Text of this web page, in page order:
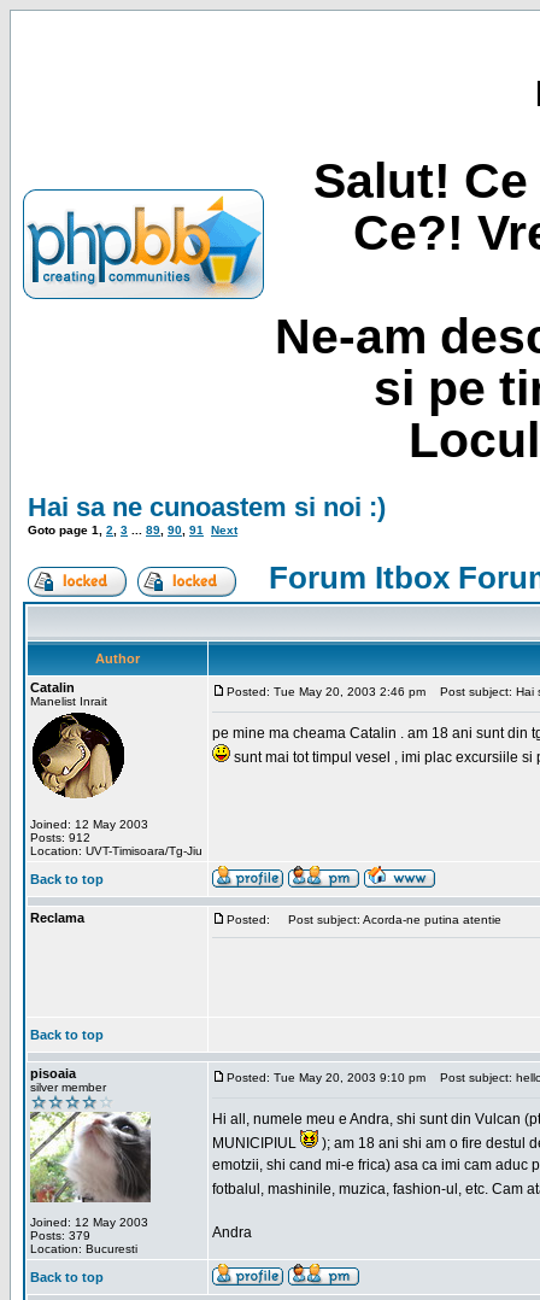
Salut!
Ce?!
Ne-am
si pe
Hai sa ne cunoastem si noi :)
Goto page 1 2 3 89 90 91 Next
Forum Itbox
Author
Catalin
Manelist Inrait
Joined: 12 May 2003
Posts: 912
Location: UVT-Timisoara/Tg-Jiu
Posted: Tue May 20, 2003 2:46 pm Post subject: Hai
pe mine ma cheama Catalin . am 18 ani sunt din
sunt mai tot timpul vesel , imi plac excursiile
Back to top
Reclama Posted: Post subject: Acorda-ne putina atentie
Back to top
pisoaia
silver member
Joined: 12 May 2003
Posts: 379
Location: Bucuresti
Posted: Tue May 20, 2003 9:10 pm Post subject:
Hi all, numele meu e Andra, shi sunt din Vulcan
MUNICIPIUL
); am 18 ani shi am o fire destul
emotzii, shi cand mi-e frica) asa ca imi cam
fotbalul, mashinile, muzica, fashion-ul, etc. Cam
Andra
Back to top